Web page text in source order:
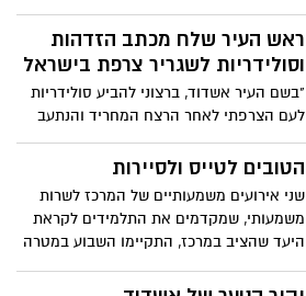
וחוויה חינוכית-ערכית משותפת. התכנית
מופעלת על ידי בית התפוצות, המשרד
לאזרחים וותיקים ומשרד החינוך, ב-18 בתי
ראש העיר שלח מכתב הזדהות
וסולידריות לשגריר צרפת בישראל
"בשם העיר אשדוד, ברצוני להביע סולידריות
לעם הצרפתי לאחר הרצח המחריד והנתעב
של צוות העריכה של צ'רלי הבדו והקהילה
היהודית בפריז בשבוע שעבר", כך פתח ראש
בישראל. הערב תערך עצרת בבית כנסת
באשדוד, בנוכחות משפחות של חלק מבני
הערובה
הטובים לטייס ולסיירות
שני אירועים משמעותיים של המרכז לשרות
משמעותי, שמקדמים את התלמידים לקראת
היעד שהציב במרכז, התקיימו השבוע במטרה
אשדוד. שני האירועים היו מרגשים ומרתקים